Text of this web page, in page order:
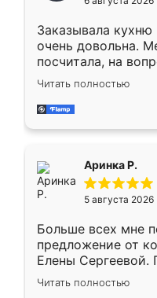
мебели буду
Заказывала кухню
очень довольна.
посчитала, на
Замерщик приехал
делу со всей
за день, ребята
Читать полностью
Аринка Р.
5 августа 2026
Больше всех мне
предложение от
Елены
короткие сроки
для замера
Читать полностью